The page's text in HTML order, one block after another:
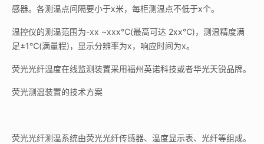
感器。各测温点间隔要小于x米， 每柜测温点不低于x个。
温控仪的测温范围为-xx ~xxx℃(最高可达 2xx℃)，测温精度满
足±1℃(满量程)，显示分辨率为x，响应时间为x。
荧光光纤温度在线监测装置采用福州英诺科技或者华光天锐品牌。
荧光测温装置的技术方案
荧光光纤测温系统由荧光光纤传感器、温度显示表、光纤等组成。